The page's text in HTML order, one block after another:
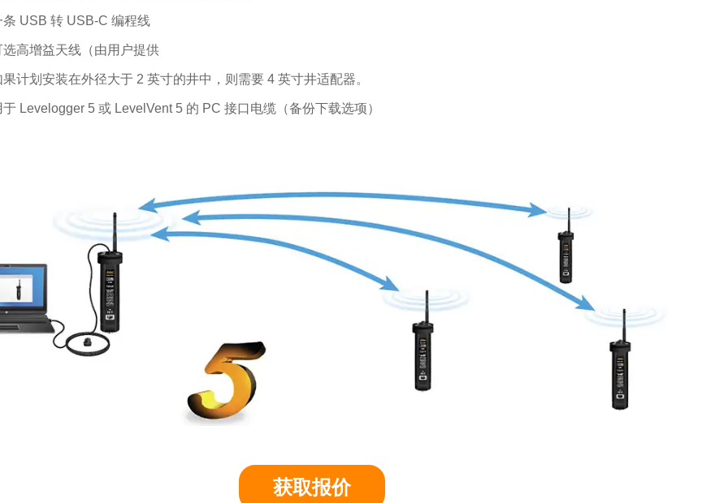
条 USB 转 USB-C 编程线
选高增益天线（由用户提供
果计划安装在外径大于 2 英寸的井中，则需要 4 英寸井适配器。
于 Levelogger 5 或 LevelVent 5 的 PC 接口电缆（备份下载选项）
获取报价